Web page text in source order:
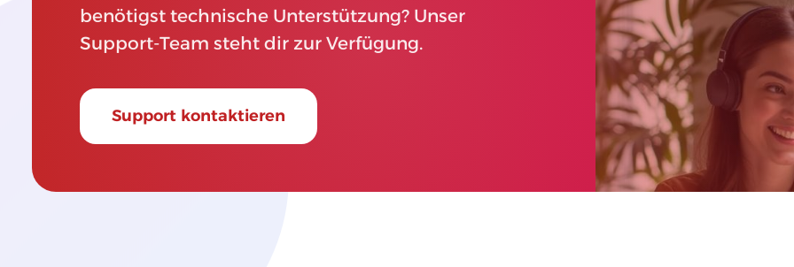
benötigst technische Unterstützung? Unser
Support-Team steht dir zur Verfügung.
Support kontaktieren